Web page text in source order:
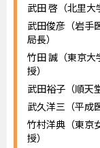
武田 啓（北里大
武田俊彦（岩手
局長）
竹田 誠（東京大
授）
武田裕子（順天
武久洋三（平成
竹村洋典（東京
授）